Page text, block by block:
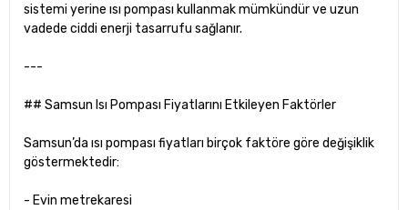
sistemi yerine ısı pompası kullanmak mümkündür ve uzun
vadede ciddi enerji tasarrufu sağlanır.
---
## Samsun Isı Pompası Fiyatlarını Etkileyen Faktörler
Samsun’da ısı pompası fiyatları birçok faktöre göre değişiklik
göstermektedir:
- Evin metrekaresi